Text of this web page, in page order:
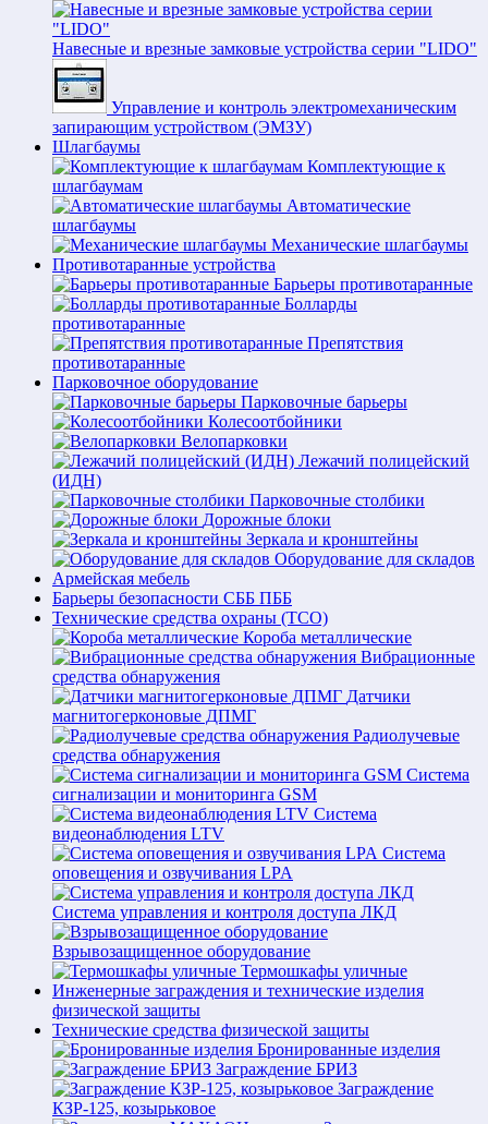
Навесные и врезные замковые устройства серии "LIDO"
Управление и контроль электромеханическим
запирающим устройством (ЭМЗУ)
Шлагбаумы
Комплектующие к
шлагбаумам
Автоматические
шлагбаумы
Механические шлагбаумы
Противотаранные устройства
Барьеры противотаранные
Болларды
противотаранные
Препятствия
противотаранные
Парковочное оборудование
Парковочные барьеры
Колесоотбойники
Велопарковки
Лежачий полицейский
(ИДН)
Парковочные столбики
Дорожные блоки
Зеркала и кронштейны
Оборудование для складов
Армейская мебель
Барьеры безопасности СББ ПББ
Технические средства охраны (ТСО)
Короба металлические
Вибрационные
средства обнаружения
Датчики
магнитогерконовые ДПМГ
Радиолучевые
средства обнаружения
Система
сигнализации и мониторинга GSM
Система
видеонаблюдения LTV
Система
оповещения и озвучивания LPA
Система управления и контроля доступа ЛКД
Взрывозащищенное оборудование
Термошкафы уличные
Инженерные заграждения и технические изделия
физической защиты
Технические средства физической защиты
Бронированные изделия
Заграждение БРИЗ
Заграждение
КЗР-125, козырьковое